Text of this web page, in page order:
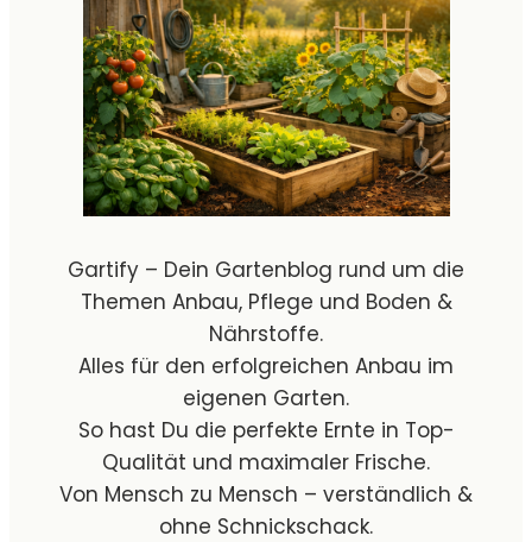
Gartify – Dein Gartenblog rund um die
Themen Anbau, Pflege und Boden &
Nährstoffe.
Alles für den erfolgreichen Anbau im
eigenen Garten.
So hast Du die perfekte Ernte in Top-
Qualität und maximaler Frische.
Von Mensch zu Mensch – verständlich &
ohne Schnickschack.